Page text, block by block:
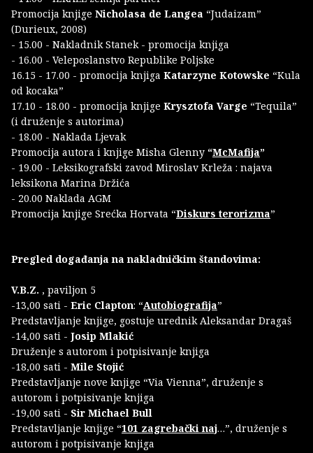
Promocija knjige Nicholasa de Langea “Judaizam”
(Durieux, 2008)
- 15.00 - Nakladnik Stanek - promocija knjiga
- 16.00 - Veleposlanstvo Republike Poljske
16.15 - 17.00 - promocija knjiga Katarzyne Kotowske “Kula
od kocaka”
17.10 - 18.00 - promocija knjige Krysztofa Varge “Tequila”
(i druženje s autorima)
- 18.00 - Naklada Ljevak
Promocija autora i knjige Misha Glenny “McMafija”
- 19.00 - Leksikografski zavod Miroslav Krleža : najava
leksikona Marina Držića
- 20.00 Naklada AGM
Promocija knjige Srećka Horvata “Diskurs terorizma”
Pregled događanja na nakladničkim štandovima:
V.B.Z. , paviljon 5
-13,00 sati - Eric Clapton: “Autobiografija”
Predstavljanje knjige, gostuje urednik Aleksandar Dragaš
-14,00 sati - Josip Mlakić
Druženje s autorom i potpisivanje knjiga
-18,00 sati - Mile Stojić
Predstavljanje nove knjige “Via Vienna”, druženje s
autorom i potpisivanje knjiga
-19,00 sati - Sir Michael Bull
Predstavljanje knjige “101 zagrebački naj…”, druženje s
autorom i potpisivanje knjiga